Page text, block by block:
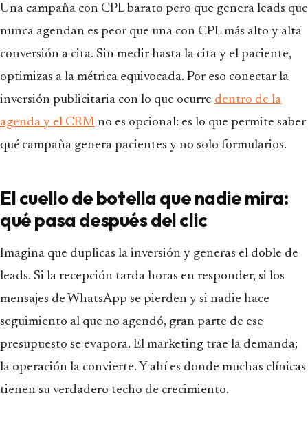
Una campaña con CPL barato pero que genera leads que
nunca agendan es peor que una con CPL más alto y alta
conversión a cita. Sin medir hasta la cita y el paciente,
optimizas a la métrica equivocada. Por eso conectar la
inversión publicitaria con lo que ocurre dentro de la
agenda y el CRM no es opcional: es lo que permite saber
qué campaña genera pacientes y no solo formularios.
El cuello de botella que nadie mira:
qué pasa después del clic
Imagina que duplicas la inversión y generas el doble de
leads. Si la recepción tarda horas en responder, si los
mensajes de WhatsApp se pierden y si nadie hace
seguimiento al que no agendó, gran parte de ese
presupuesto se evapora. El marketing trae la demanda;
la operación la convierte. Y ahí es donde muchas clínicas
tienen su verdadero techo de crecimiento.